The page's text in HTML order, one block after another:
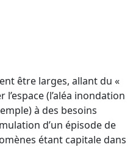
être larges, allant du «
(l’aléa inondation
à des besoins
d’un épisode de
étant capitale dans